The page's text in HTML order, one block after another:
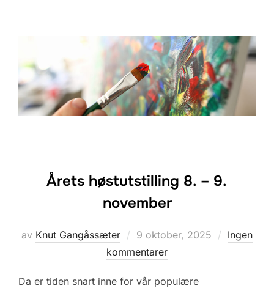
Årets høstutstilling 8. – 9.
november
av Knut Gangåssæter
Posted
on
9 oktober, 2025
Ingen
kommentarer
Da er tiden snart inne for vår populære